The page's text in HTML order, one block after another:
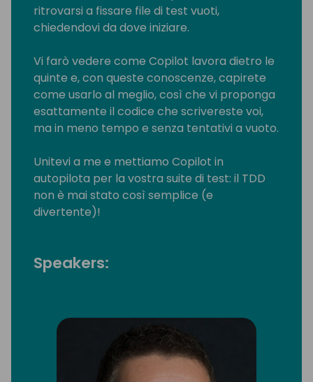
ritrovarsi a fissare file di test vuoti,
chiedendovi da dove iniziare.
Vi farò vedere come Copilot lavora dietro le
quinte e, con queste conoscenze, capirete
come usarlo al meglio, così che vi proponga
esattamente il codice che scrivereste voi,
ma in meno tempo e senza tentativi a vuoto.
Unitevi a me e mettiamo Copilot in
autopilota per la vostra suite di test: il TDD
non è mai stato così semplice (e
divertente)!
Speakers: